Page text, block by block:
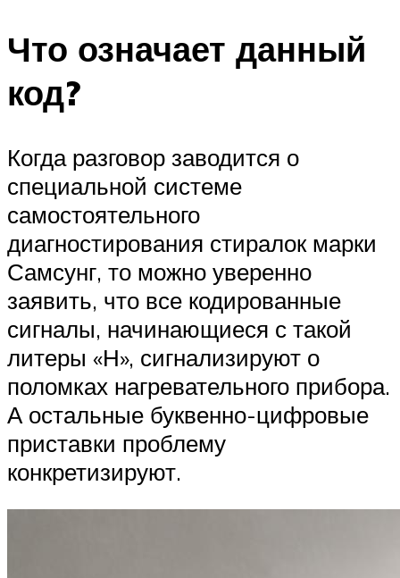
Что означает данный
код?
Когда разговор заводится о
специальной системе
самостоятельного
диагностирования стиралок марки
Самсунг, то можно уверенно
заявить, что все кодированные
сигналы, начинающиеся с такой
литеры «Н», сигнализируют о
поломках нагревательного прибора.
А остальные буквенно-цифровые
приставки проблему
конкретизируют.